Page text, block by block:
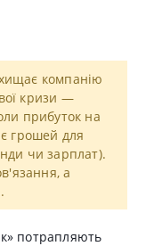
компанію
кризи —
прибуток на
грошей для
чи зарплат).
а
потрапляють